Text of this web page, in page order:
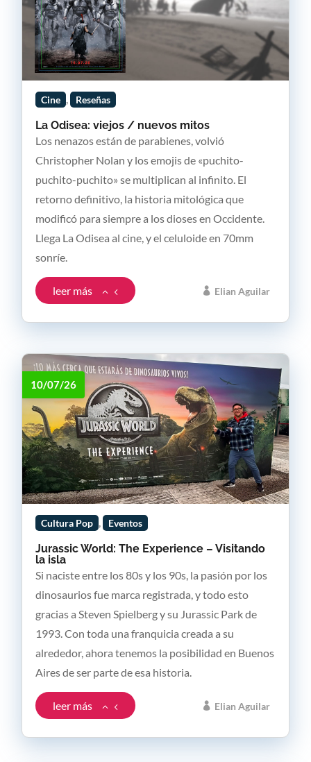
La Odisea: viejos / nuevos mitos
Elian Aguilar
Cine , Reseñas
Los nenazos están de parabienes, volvió
Christopher Nolan y los emojis de «puchito-
puchito-puchito» se multiplican al infinito. El
retorno definitivo, la historia mitológica que
modificó para siempre a los dioses en Occidente.
Llega La Odisea al cine, y el celuloide en 70mm
sonríe.
leer más
Jurassic World: The Experience – Visitando
la isla
Elian Aguilar
10/07/26
Cultura Pop , Eventos
Si naciste entre los 80s y los 90s, la pasión por los
dinosaurios fue marca registrada, y todo esto
gracias a Steven Spielberg y su Jurassic Park de
1993. Con toda una franquicia creada a su
alrededor, ahora tenemos la posibilidad en Buenos
Aires de ser parte de esa historia.
leer más